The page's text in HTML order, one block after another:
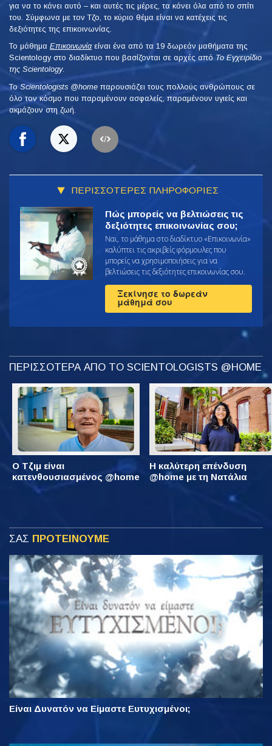
για να το κάνει αυτό – και αυτές τις μέρες, τα κάνει όλα από το σπίτι
του. Σύμφωνα με τον Τζο, το κύριο θέμα είναι να κατέχεις τις
δεξιότητες της επικοινωνίας.
Το μάθημα Επικοινωνίαείναι ένα από τα 19 δωρεάν μαθήματα της
Scientology στο διαδίκτυο που βασίζονται σε αρχές από Το Εγχειρίδιο
της Scientology.
To Scientologists @home παρουσιάζει τους πολλούς ανθρώπους σε
όλο τον κόσμο που παραμένουν ασφαλείς, παραμένουν υγιείς και
ακμάζουν στη ζωή.
ΠΕΡΙΣΣΟΤΕΡΕΣ ΠΛΗΡΟΦΟΡΙΕΣ
Πώς μπορείς να βελτιώσεις τις
δεξιότητες επικοινωνίας σου;
Ναι, το μάθημα στο διαδίκτυο «Επικοινωνία»
καλύπτει τις ακριβείς φόρμουλες που
μπορείς να χρησιμοποιήσεις για να
βελτιώσεις τις δεξιότητες επικοινωνίας σου.
Ξεκίνησε το δωρεάν
μάθημά σου
ΠΕΡΙΣΣΟΤΕΡΑ ΑΠΟ ΤΟ SCIENTOLOGISTS @HOME
Ο Τζιμ είναι
κατενθουσιασμένος @home
Η καλύτερη επένδυση
@home με τη Νατάλια
ΣΑΣ ΠΡΟΤΕΙΝΟΥΜΕ
Είναι Δυνατόν να Είμαστε Ευτυχισμένοι;